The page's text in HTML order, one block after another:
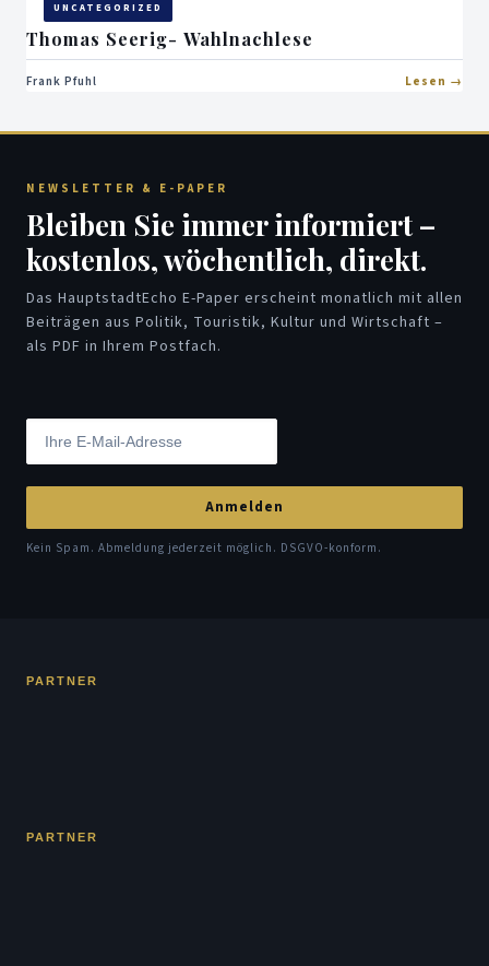
UNCATEGORIZED
Thomas Seerig- Wahlnachlese
Frank Pfuhl Lesen
NEWSLETTER & E-PAPER
Bleiben Sie immer informiert –
kostenlos, wöchentlich, direkt.
Das HauptstadtEcho E-Paper erscheint monatlich mit allen
Beiträgen aus Politik, Touristik, Kultur und Wirtschaft –
als PDF in Ihrem Postfach.
Anmelden
Kein Spam. Abmeldung jederzeit möglich. DSGVO-konform.
PARTNER
PARTNER